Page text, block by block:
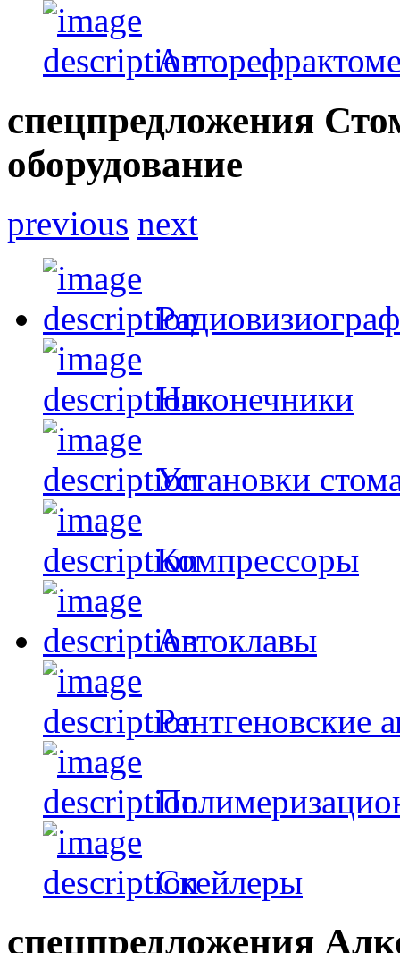
спецпредложения
оборудование
previous next
Наконечники
Установки
Компрессоры
Автоклавы
Рентгеновские
Скейлеры
спецпредложения